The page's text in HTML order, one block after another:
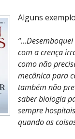
Alguns
com a crença
como não
mecânica para
também não
saber biologia
sempre
quando as